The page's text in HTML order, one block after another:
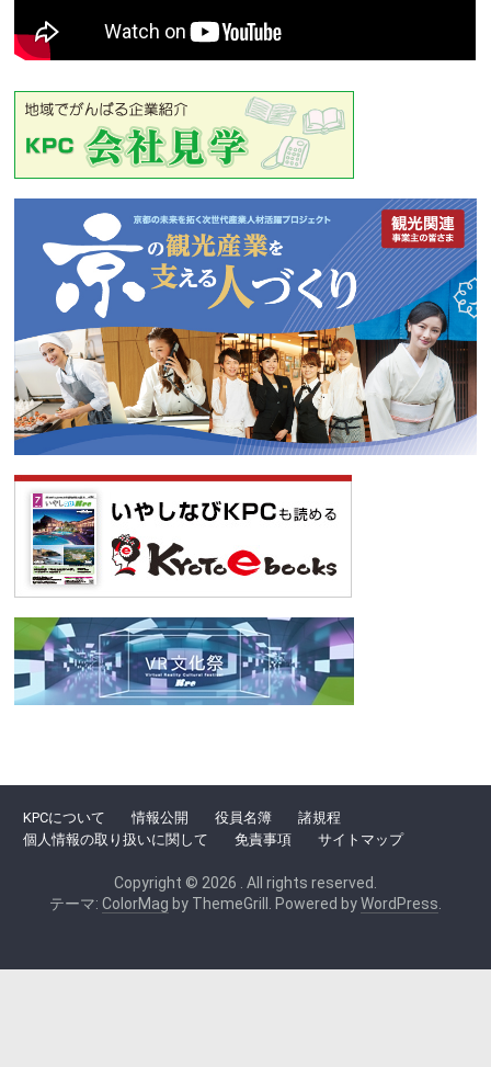
KPCについて 情報公開 役員名簿
諸規程
個人情報の取り扱いに関して
免責事項 サイトマップ
Copyright © 2026
. All rights reserved.
テーマ: ColorMag by ThemeGrill. Powered byWordPress